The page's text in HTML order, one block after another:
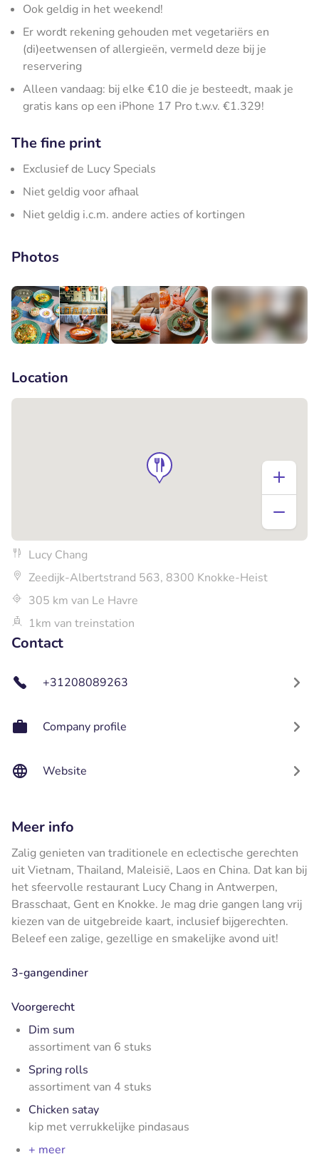
Ook geldig in het weekend!
Er wordt rekening gehouden met vegetariërs en
(di)eetwensen of allergieën, vermeld deze bij je
reservering
Alleen vandaag: bij elke €10 die je besteedt, maak je
gratis kans op een iPhone 17 Pro t.w.v. €1.329!
The fine print
Exclusief de Lucy Specials
Niet geldig voor afhaal
Niet geldig i.c.m. andere acties of kortingen
Photos
Location
Lucy Chang
Zeedijk-Albertstrand 563, 8300 Knokke-Heist
305 km van Le Havre
1km van treinstation
Contact
+31208089263
Company profile
Website
Meer info
Zalig genieten van traditionele en eclectische gerechten
uit Vietnam, Thailand, Maleisië, Laos en China. Dat kan bij
het sfeervolle restaurant Lucy Chang in Antwerpen,
Brasschaat, Gent en Knokke. Je mag drie gangen lang vrij
kiezen van de uitgebreide kaart, inclusief bijgerechten.
Beleef een zalige, gezellige en smakelijke avond uit!
3-gangendiner
Voorgerecht
Dim sum
assortiment van 6 stuks
Spring rolls
assortiment van 4 stuks
Chicken satay
kip met verrukkelijke pindasaus
+ meer